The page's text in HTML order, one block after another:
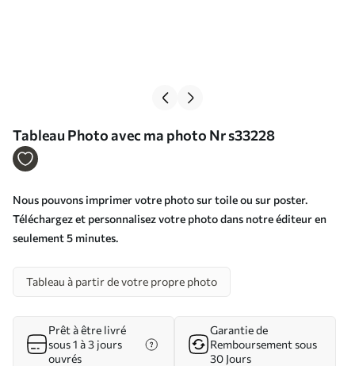
Tableau Photo avec ma photo Nr s33228
Nous pouvons imprimer votre photo sur toile ou sur poster.
Téléchargez et personnalisez votre photo dans notre éditeur en
seulement 5 minutes.
Tableau à partir de votre propre photo
Prêt à être livré
sous 1 à 3 jours
ouvrés
Garantie de
Remboursement sous
30 Jours